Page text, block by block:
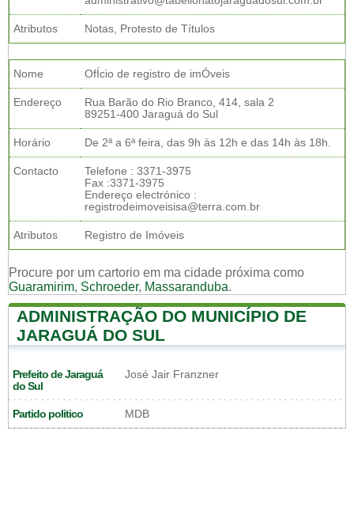
Atributos Notas, Protesto de Títulos
Nome OfÍcio de registro de imÓveis
Endereço
Rua Barão do Rio Branco, 414, sala 2
89251-400 Jaraguá do Sul
Horário De 2ª a 6ª feira, das 9h às 12h e das 14h às 18h.
Contacto
Telefone : 3371-3975
Fax :3371-3975
Endereço electrónico :
registrodeimoveisisa@terra.com.br
Atributos Registro de Imóveis
Procure por um cartorio em ma cidade próxima como
Guaramirim, Schroeder, Massaranduba.
ADMINISTRAÇÃO DO MUNICÍPIO DE
JARAGUÁ DO SUL
Prefeito de Jaraguá
do Sul
José Jair Franzner
Partido politico MDB